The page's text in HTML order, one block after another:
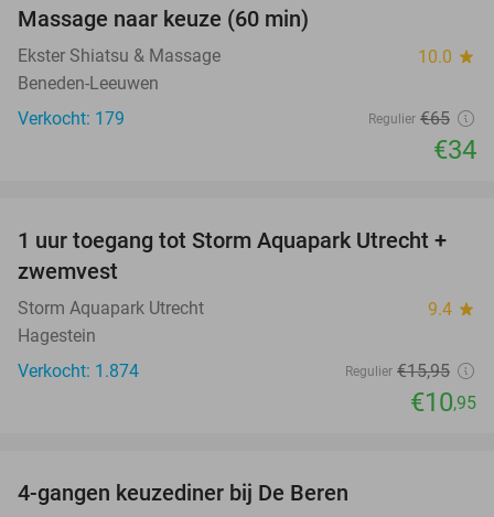
Massage naar keuze (60 min)
Ekster Shiatsu & Massage 10.0 star
Beneden-Leeuwen
Verkocht: 179
Regulier €65
€34
31%
1 uur toegang tot Storm Aquapark Utrecht +
zwemvest
Storm Aquapark Utrecht 9.4 star
Hagestein
Verkocht: 1.874
Regulier €15,95
€10,95
4-gangen keuzediner bij De Beren